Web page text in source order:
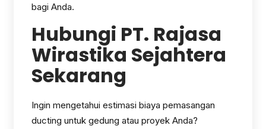
bagi Anda.
Hubungi PT. Rajasa
Wirastika Sejahtera
Sekarang
Ingin mengetahui estimasi biaya pemasangan
ducting untuk gedung atau proyek Anda?